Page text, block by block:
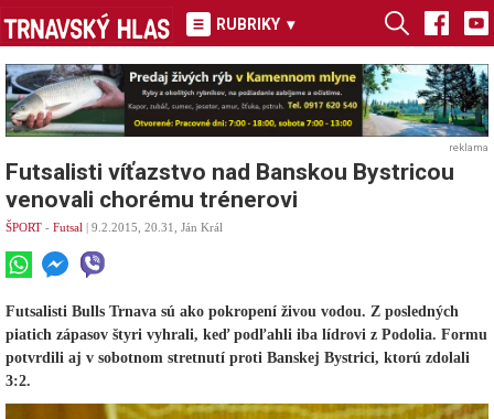
RUBRIKY ▾
reklama
Futsalisti víťazstvo nad Banskou Bystricou
venovali chorému trénerovi
ŠPORT - Futsal | 9.2.2015, 20.31, Ján Král
Futsalisti Bulls Trnava sú ako pokropení živou vodou. Z posledných
piatich zápasov štyri vyhrali, keď podľahli iba lídrovi z Podolia. Formu
potvrdili aj v sobotnom stretnutí proti Banskej Bystrici, ktorú zdolali
3:2.